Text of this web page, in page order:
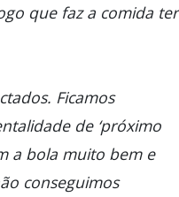
que faz a comida ter
Ficamos
de ‘próximo
a bola muito bem e
conseguimos